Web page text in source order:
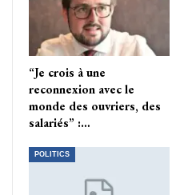
“Je crois à une
reconnexion avec le
monde des ouvriers, des
salariés” :…
POLITICS